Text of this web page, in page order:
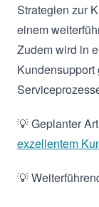
Strategien zur
einem
Zudem wird in
💡 Geplanter
exzellentem
💡